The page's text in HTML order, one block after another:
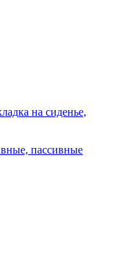
на сиденье,
пассивные